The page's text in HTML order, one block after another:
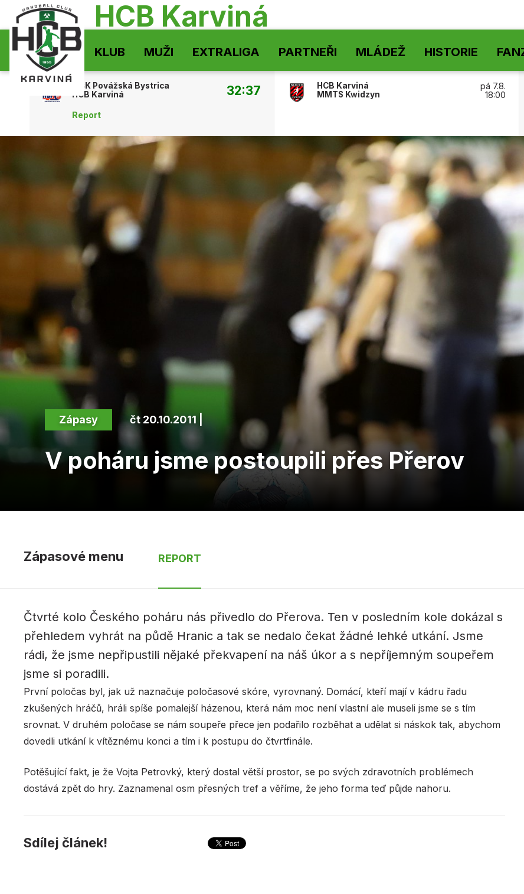
HCB Karviná
KLUB MUŽI EXTRALIGA PARTNEŘI MLÁDEŽ HISTORIE
MŠK Povážská Bystrica
HCB Karviná
32:37
Report
HCB Karviná
MMTS Kwidzyn
pá 7.8.
18:00
Zápasy čt 20.10.2011 |
V poháru jsme postoupili přes Přerov
Zápasové menu REPORT
Čtvrté kolo Českého poháru nás přivedlo do Přerova. Ten v posledním kole dokázal s
přehledem vyhrát na půdě Hranic a tak se nedalo čekat žádné lehké utkání. Jsme
rádi, že jsme nepřipustili nějaké překvapení na náš úkor a s nepříjemným soupeřem
jsme si poradili.
První poločas byl, jak už naznačuje poločasové skóre, vyrovnaný. Domácí, kteří mají v kádru řadu
zkušených hráčů, hráli spíše pomalejší házenou, která nám moc není vlastní ale museli jsme se s tím
srovnat. V druhém poločase se nám soupeře přece jen podařilo rozběhat a udělat si náskok tak, abychom
dovedli utkání k vítěznému konci a tím i k postupu do čtvrtfinále.
Potěšující fakt, je že Vojta Petrovký, který dostal větší prostor, se po svých zdravotních problémech
dostává zpět do hry. Zaznamenal osm přesných tref a věříme, že jeho forma teď půjde nahoru.
Sdílej článek!